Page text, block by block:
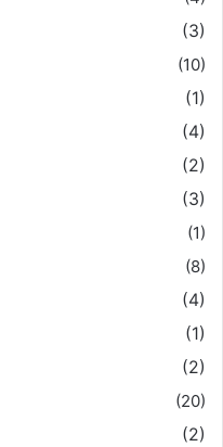
(3)
(10)
(1)
(4)
(2)
(3)
(1)
(8)
(4)
(1)
(2)
(20)
(2)